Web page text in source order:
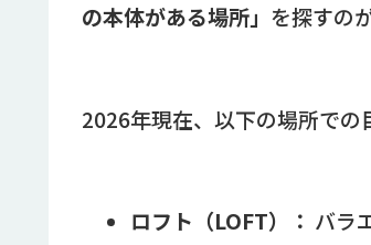
の本体がある場所」 を探すの
2026年現在、以下の場所での
ロフト（LOFT）： バラ